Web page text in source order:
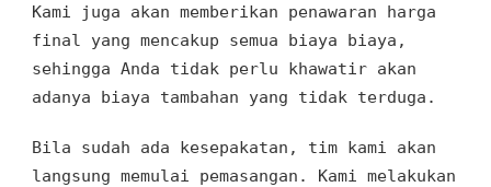
Kami juga akan memberikan penawaran harga
final yang mencakup semua biaya biaya,
sehingga Anda tidak perlu khawatir akan
adanya biaya tambahan yang tidak terduga.
Bila sudah ada kesepakatan, tim kami akan
langsung memulai pemasangan. Kami melakukan